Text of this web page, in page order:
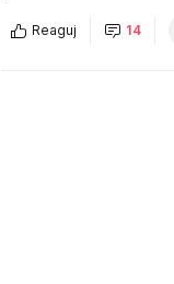
Reaguj 14